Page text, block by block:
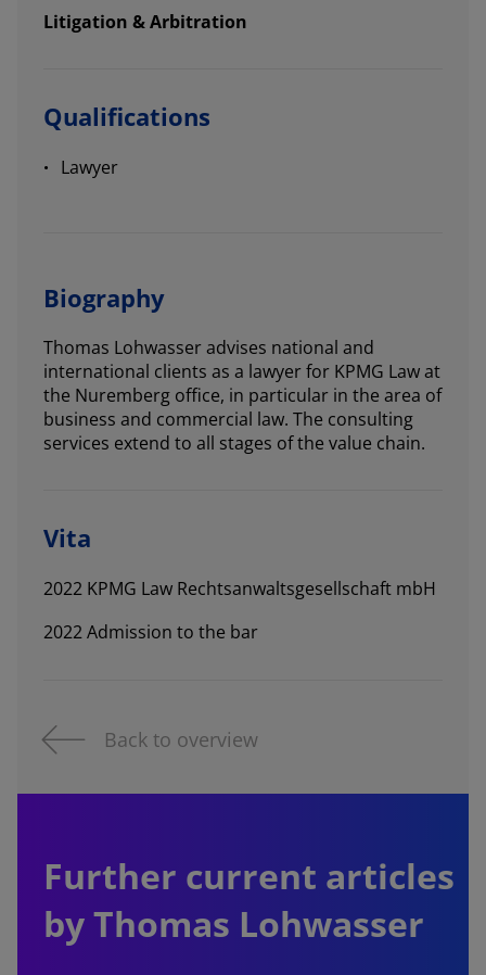
Litigation & Arbitration
Qualifications
Lawyer
Biography
Thomas Lohwasser advises national and
international clients as a lawyer for KPMG Law at
the Nuremberg office, in particular in the area of
business and commercial law. The consulting
services extend to all stages of the value chain.
Vita
2022 KPMG Law Rechtsanwaltsgesellschaft mbH
2022 Admission to the bar
Back to overview
Further current articles
by Thomas Lohwasser